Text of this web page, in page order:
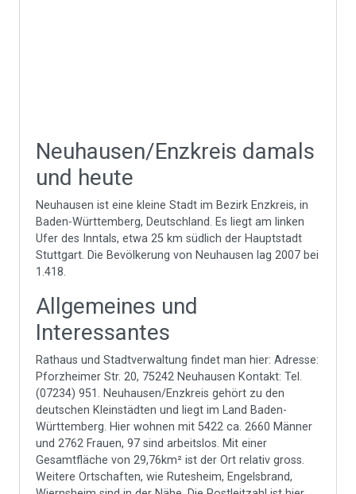
Neuhausen/Enzkreis damals
und heute
Neuhausen ist eine kleine Stadt im Bezirk Enzkreis, in
Baden-Württemberg, Deutschland. Es liegt am linken
Ufer des Inntals, etwa 25 km südlich der Hauptstadt
Stuttgart. Die Bevölkerung von Neuhausen lag 2007 bei
1.418.
Allgemeines und
Interessantes
Rathaus und Stadtverwaltung findet man hier: Adresse:
Pforzheimer Str. 20, 75242 Neuhausen Kontakt: Tel.
(07234) 951. Neuhausen/Enzkreis gehört zu den
deutschen Kleinstädten und liegt im Land Baden-
Württemberg. Hier wohnen mit 5422 ca. 2660 Männer
und 2762 Frauen, 97 sind arbeitslos. Mit einer
Gesamtfläche von 29,76km² ist der Ort relativ gross.
Weitere Ortschaften, wie Rutesheim, Engelsbrand,